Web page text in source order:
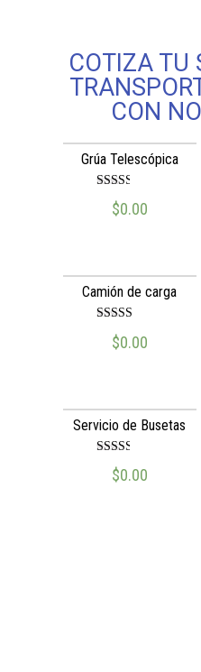
COTIZA TU
CON
Grúa Telescópica
Valora
do en
$0.00
Camión de carga
Valora
do en
2.61
$0.00
Servicio de Busetas
Valora
do en
$0.00